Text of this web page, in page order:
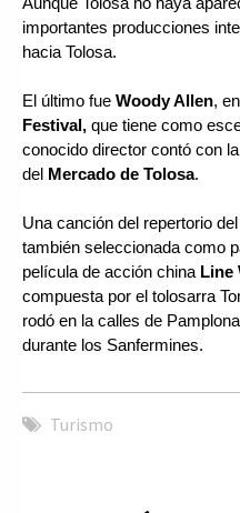
Aunque Tolosa no haya
importantes producciones
hacia Tolosa.
El último fue Woody Allen,
Festival, que tiene como
conocido director contó con
del Mercado de Tolosa.
Una canción del repertorio del
también seleccionada como
película de acción china Line
compuesta por el tolosarra
rodó en la calles de
durante los Sanfermines.
Turismo